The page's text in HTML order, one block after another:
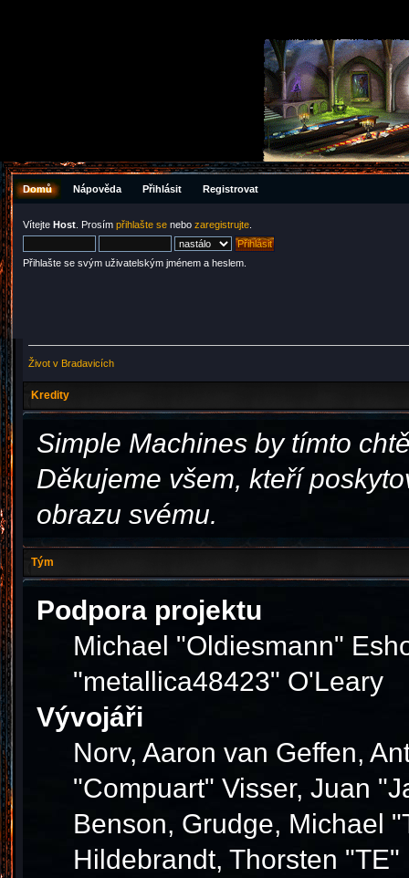
Domů Nápověda Přihlásit Registrovat
Vítejte Host . Prosím přihlašte se nebo zaregistrujte
Přihlašte se svým uživatelským jménem a heslem.
Život v Bradavicích
Kredity
Simple Machines by tímto
Děkujeme všem, kteří
obrazu svému.
Tým
Podpora projektu
Michael "Oldiesmann"
"metallica48423" O'Leary
Vývojáři
Norv, Aaron van Geffen,
"Compuart" Visser, Juan
Benson, Grudge, Michael
Hildebrandt, Thorsten